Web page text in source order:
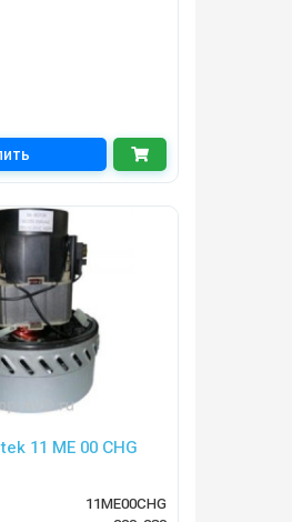
11 ME 00 CHG
11ME00CHG